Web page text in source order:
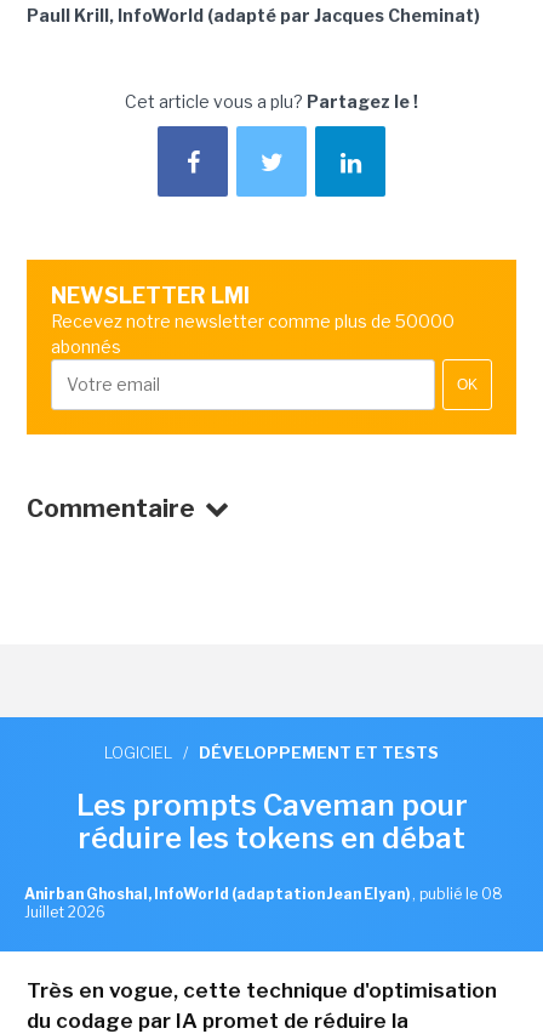
Paull Krill, InfoWorld (adapté par Jacques Cheminat)
Cet article vous a plu? Partagez le !
NEWSLETTER LMI
Recevez notre newsletter comme plus de 50000
abonnés
OK
Commentaire
LOGICIEL / DÉVELOPPEMENT ET TESTS
Les prompts Caveman pour
réduire les tokens en débat
Anirban Ghoshal, InfoWorld (adaptation Jean Elyan) , publié le 08
Juillet 2026
Très en vogue, cette technique d'optimisation
du codage par IA promet de réduire la